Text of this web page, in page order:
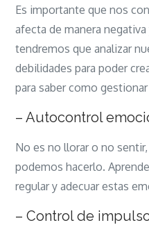
Es importante que nos
afecta de manera
tendremos que analizar
debilidades para poder
para saber como
– Autocontrol
No es no llorar o no
podemos hacerlo.
regular y adecuar estas
– Control de